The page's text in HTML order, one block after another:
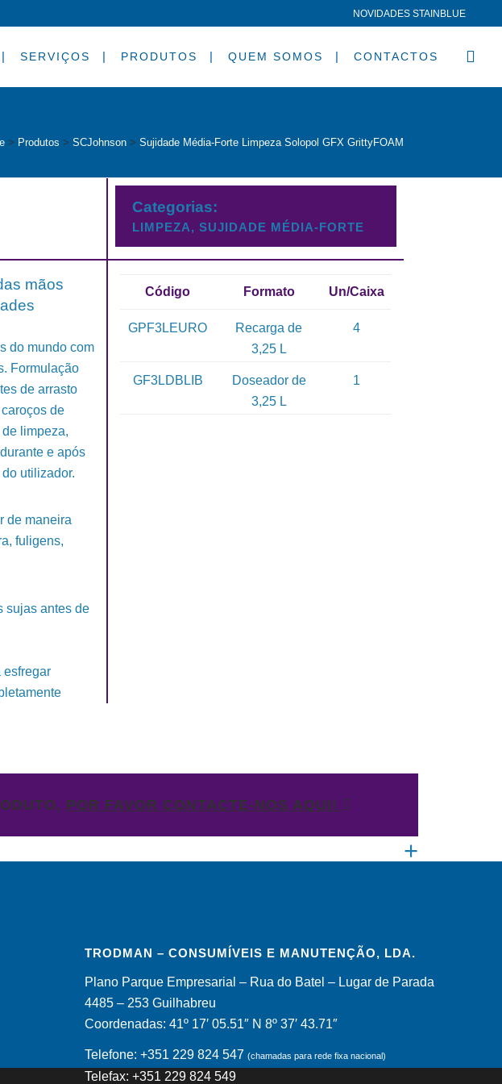
NOVIDADES STAINBLUE
SERVIÇOS PRODUTOS QUEM SOMOS CONTACTOS
> Produtos > SCJohnson > Sujidade Média-Forte Limpeza Solopol GFX GrittyFOAM
Categorias:
LIMPEZA, SUJIDADE MÉDIA-FORTE
mãos
do mundo com
Formulação
de arrasto
de
limpeza,
e após
utilizador.
de maneira
fuligens,
sujas antes de
esfregar
Código Formato Un/Caixa
GPF3LEURO
Recarga de
3,25 L
4
GF3LDBLIB
Doseador de
3,25 L
1
POR FAVOR CONTACTE-NOS AQUI!
TRODMAN – CONSUMÍVEIS E MANUTENÇÃO, LDA.
Plano Parque Empresarial – Rua do Batel – Lugar de Parada
4485 – 253 Guilhabreu
Coordenadas: 41º 17′ 05.51″ N 8º 37′ 43.71″
Telefone: +351 229 824 547(chamadas para rede fixa nacional)
Telefax: +351 229 824 549